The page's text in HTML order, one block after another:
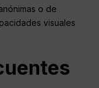
o de
visuales